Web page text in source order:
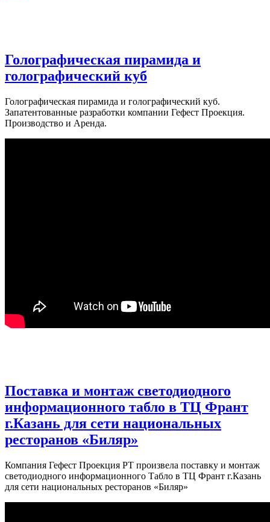
Голографическая пирамида и
голографический куб
Голографическая пирамида и голографический куб.
Запатентованные разработки компании Гефест Проекция.
Производство и Аренда.
Поставка и монтаж светодиодного
информационного табло в ТЦ Франт
г.Казань для сети национальных
ресторанов «Биляр»
Компания Гефест Проекция РТ произвела поставку и монтаж
светодиодного информационного Табло в ТЦ Франт г.Казань
для сети национальных ресторанов «Биляр»